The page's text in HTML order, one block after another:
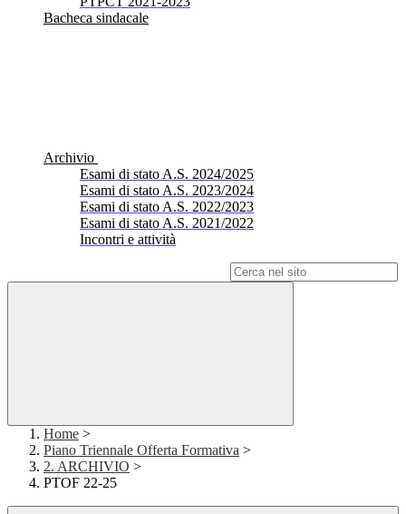
Bacheca sindacale
Archivio
Esami di stato A.S. 2024/2025
Esami di stato A.S. 2023/2024
Esami di stato A.S. 2022/2023
Esami di stato A.S. 2021/2022
Incontri e attività
Home >
Piano Triennale Offerta Formativa >
2. ARCHIVIO >
PTOF 22-25